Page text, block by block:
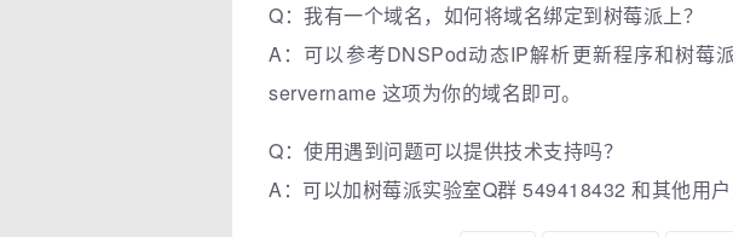
Q：我有一个域名，如何将域名绑定到树莓派上？
A：可以参考DNSPod动态IP解析更新程序和树莓
servername 这项为你的域名即可。
Q：使用遇到问题可以提供技术支持吗？
A：可以加树莓派实验室Q群 549418432 和其他用户